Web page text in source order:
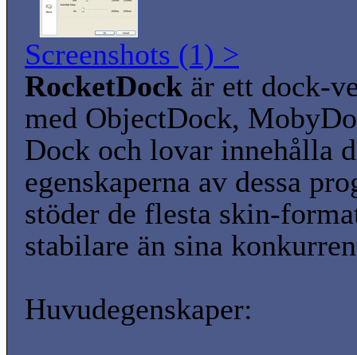
Screenshots (1) >
RocketDock är ett dock-
med ObjectDock,
Dock och lovar innehålla
egenskaperna av dessa
stöder de flesta skin-
stabilare än sina
Huvudegenskaper: